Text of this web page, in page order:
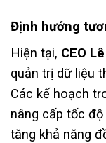
Định hướng
Hiện tại, CEO
quản trị dữ liệu
Các kế hoạch
nâng cấp tốc
tăng khả năng